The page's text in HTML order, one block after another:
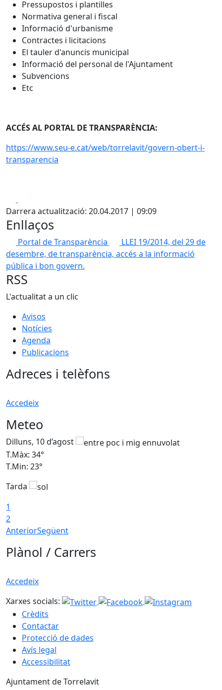
Pressupostos i plantilles
Normativa general i fiscal
Informació d'urbanisme
Contractes i licitacions
El tauler d'anuncis municipal
Informació del personal de l'Ajuntament
Subvencions
Etc
ACCÉS AL PORTAL DE TRANSPARÈNCIA:
https://www.seu-e.cat/web/torrelavit/govern-obert-i-
transparencia
Darrera actualització: 20.04.2017 | 09:09
Enllaços
Portal de Transparència
LLEI 19/2014, del 29 de
desembre, de transparència, accés a la informació
pública i bon govern.
RSS
L'actualitat a un clic
Avisos
Notícies
Agenda
Publicacions
Adreces i telèfons
Accedeix
Meteo
Dilluns, 10 d’agost
T.Màx: 34°
T.Min: 23°
Tarda
1
2
AnteriorSegüent
Plànol / Carrers
Accedeix
Xarxes socials:
Crèdits
Contactar
Protecció de dades
Avís legal
Accessibilitat
Ajuntament de Torrelavit